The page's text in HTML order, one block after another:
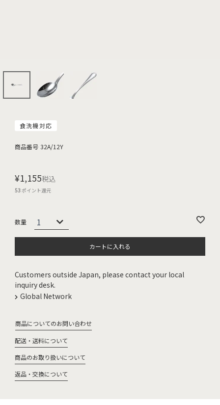
食洗機対応
商品番号 32A/12Y
¥1,155税込
53ポイント還元
カートに入れる
Customers outside Japan, please contact your local
inquiry desk.
Global Network
商品についてのお問い合わせ
配送・送料について
商品のお取り扱いについて
返品・交換について